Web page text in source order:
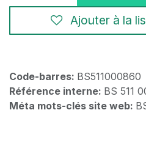
Ajouter à la
Code-barres: BS511000860
Référence interne: BS 511
Méta mots-clés site web: